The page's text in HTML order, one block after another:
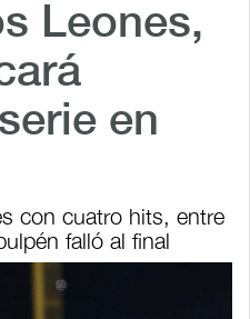
Leones,
en
con cuatro hits, entre
falló al final